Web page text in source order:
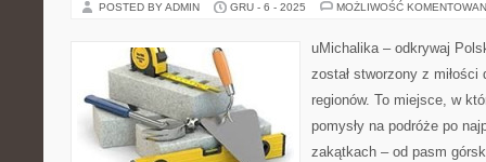
POSTED BY ADMIN GRU - 6 - 2025 MOŻLIWOŚĆ
uMichalika – odkrywaj
został stworzony z
regionów. To miejsce, w
pomysły na podróże po
zakątkach – od pasm